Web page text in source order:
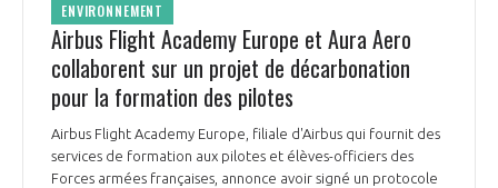
ENVIRONNEMENT
Airbus Flight Academy Europe et Aura Aero
collaborent sur un projet de décarbonation
pour la formation des pilotes
Airbus Flight Academy Europe, filiale d'Airbus qui fournit des
services de formation aux pilotes et élèves-officiers des
Forces armées françaises, annonce avoir signé un protocole